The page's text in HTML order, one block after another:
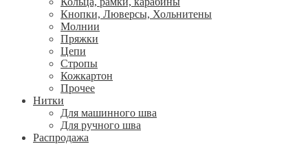
Кнопки, Люверсы, Хольнитены
Молнии
Пряжки
Цепи
Стропы
Кожкартон
Прочее
Нитки
Для машинного шва
Для ручного шва
Распродажа